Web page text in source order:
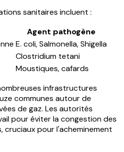
sanitaires incluent :
Agent pathogène
E. coli, Salmonella, Shigella
Clostridium tetani
Moustiques, cafards
infrastructures
communes autour de
de gaz. Les autorités
pour éviter la congestion des
cruciaux pour l'acheminement